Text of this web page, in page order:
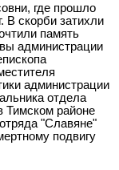
где прошло
В скорби затихли
память
администрации
администрации
отдела
Тимском районе
"Славяне"
подвигу